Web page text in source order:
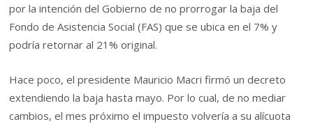
por la intención del Gobierno de no prorrogar la baja del
Fondo de Asistencia Social (FAS) que se ubica en el 7% y
podría retornar al 21% original.
Hace poco, el presidente Mauricio Macri firmó un decreto
extendiendo la baja hasta mayo. Por lo cual, de no mediar
cambios, el mes próximo el impuesto volvería a su alícuota